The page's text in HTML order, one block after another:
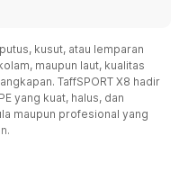
kusut, atau lemparan
maupun laut, kualitas
TaffSPORT X8 hadir
yang kuat, halus, dan
maupun profesional yang